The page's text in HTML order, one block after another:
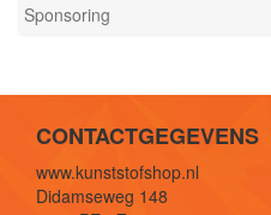
Sponsoring
CONTACTGEGEVENS
www.kunststofshop.nl
Didamseweg 148